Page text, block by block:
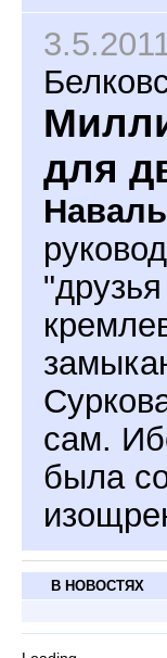
для
сам.
была
В НОВОСТЯХ